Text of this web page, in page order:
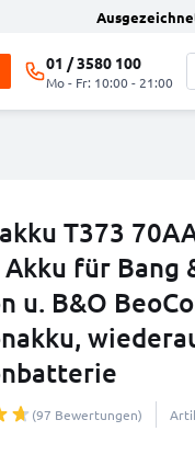
01 / 3580 100
Mo - Fr: 10:00 - 21:00
T373
Akku für Bang
u. B&O
(97 Bewertungen)